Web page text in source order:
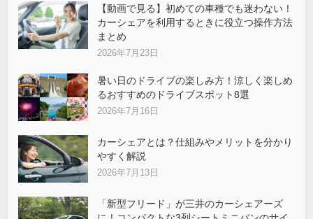
【動画で見る】初めての車種でも迷わない！
カーシェアを利用するときに役立つ操作方法
まとめ
2026年7月23日
暑い日のドライブの楽しみ方！涼しく楽しめ
るおすすめのドライブスポット8選
2026年7月16日
カーシェアとは？仕組みやメリットを分かり
やすく解説
2026年7月13日
「新型フリード」が三井のカーシェアーズ